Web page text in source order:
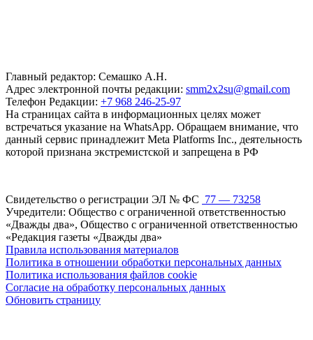
Главный редактор: Семашко А.Н.
Адрес электронной почты редакции: smm2x2su@gmail.com
Телефон Редакции: +7 968 246-25-97
На страницах сайта в информационных целях может
встречаться указание на WhatsApp. Обращаем внимание, что
данный сервис принадлежит Meta Platforms Inc., деятельность
которой признана экстремистской и запрещена в РФ
Свидетельство о регистрации ЭЛ № ФС 77 — 73258
Учредители: Общество с ограниченной ответственностью
«Дважды два», Общество с ограниченной ответственностью
«Редакция газеты «Дважды два»
Правила использования материалов
Политика в отношении обработки персональных данных
Политика использования файлов cookie
Согласие на обработку персональных данных
Обновить страницу